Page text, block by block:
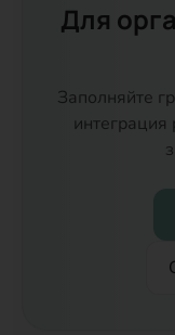
Для
Заполняйте